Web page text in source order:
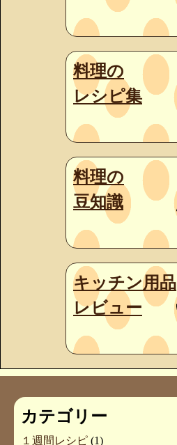
料理の
レシピ集
料理の
豆知識
キッチン用品
レビュー
カテゴリー
１週間レシピ (1)